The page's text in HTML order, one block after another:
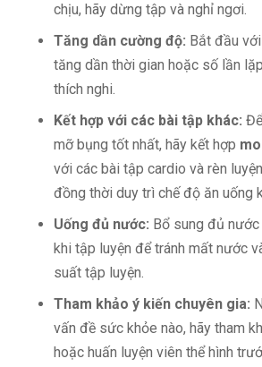
chịu, hãy dừng tập và nghỉ ngơi.
Tăng dần cường độ: Bắt đầu
tăng dần thời gian hoặc số lần
thích nghi.
Kết hợp với các bài tập khác:
mỡ bụng tốt nhất, hãy kết hợp
với các bài tập cardio và rèn
đồng thời duy trì chế độ ăn uống
Uống đủ nước: Bổ sung đủ
khi tập luyện để tránh mất nước
suất tập luyện.
Tham khảo ý kiến chuyên gia:
vấn đề sức khỏe nào, hãy tham
hoặc huấn luyện viên thể hình